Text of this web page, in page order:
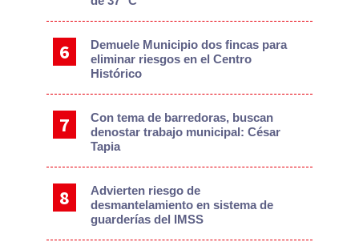
Demuele Municipio dos fincas para
eliminar riesgos en el Centro
Histórico
Con tema de barredoras, buscan
denostar trabajo municipal: César
Tapia
Advierten riesgo de
desmantelamiento en sistema de
guarderías del IMSS